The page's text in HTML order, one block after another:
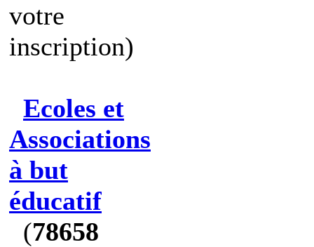
votre
inscription)
Ecoles et
Associations
à but
éducatif
(78658